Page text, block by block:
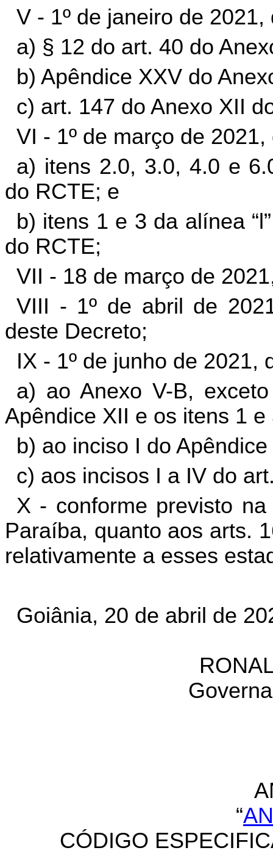
V - 1º de janeiro de 2021,
a) § 12 do art. 40 do
b) Apêndice XXV do
c) art. 147 do Anexo XII
VI - 1º de março de
a) itens 2.0, 3.0, 4.0 e
do RCTE; e
b) itens 1 e 3 da alínea
do RCTE;
VII - 18 de março de
VIII - 1º de abril de
deste Decreto;
IX - 1º de junho de 2021,
a) ao Anexo V-B,
Apêndice XII e os itens 1 e
b) ao inciso I do
c) aos incisos I a IV do
X - conforme previsto
Paraíba, quanto aos arts.
relativamente a esses
Goiânia, 20 de abril de
“
CÓDIGO